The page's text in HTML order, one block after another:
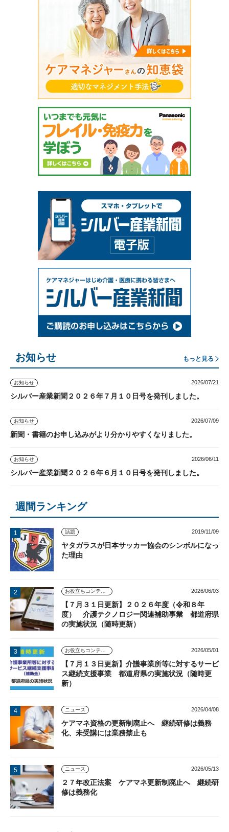
お知らせ もっと見る
お知らせ 2026/07/21
シルバー産業新聞２０２６年７月１０日号を発刊しました。
お知らせ 2026/07/09
新聞・書籍のお申し込みがより分かりやすくなりました。
お知らせ 2026/06/11
シルバー産業新聞２０２６年６月１０日号を発刊しました。
週間ランキング
話題 2019/11/09
ヤタガラスが日本サッカー協会のシンボルになっ
た理由
お役立ちコンテンツ 2026/06/03
【７月３１日更新】２０２６年度（令和８年
度） 介護テクノロジー関連補助事業 都道府県
の実施状況（随時更新）
お役立ちコンテンツ 2026/05/01
【７月１３日更新】介護事業所等に対するサービ
ス継続支援事業 都道府県の実施状況（随時更
新）
ニュース 2026/04/08
ケアマネ資格の更新制廃止へ 継続研修は義務
化、未受講には業務禁止も
ニュース 2026/05/13
２７年改正法案 ケアマネ更新制廃止へ 継続研
修は義務化